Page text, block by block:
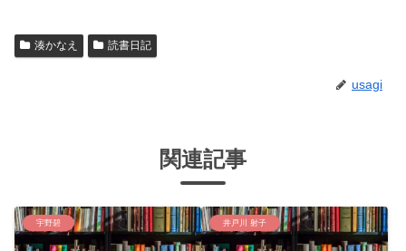
湊かなえ 読書日記
usagi
関連記事
宇野碧 井戸川 射子